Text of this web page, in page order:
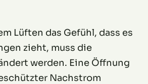
Lüften das Gefühl, dass es
zieht, muss die
werden. Eine Öffnung
Nachstrom